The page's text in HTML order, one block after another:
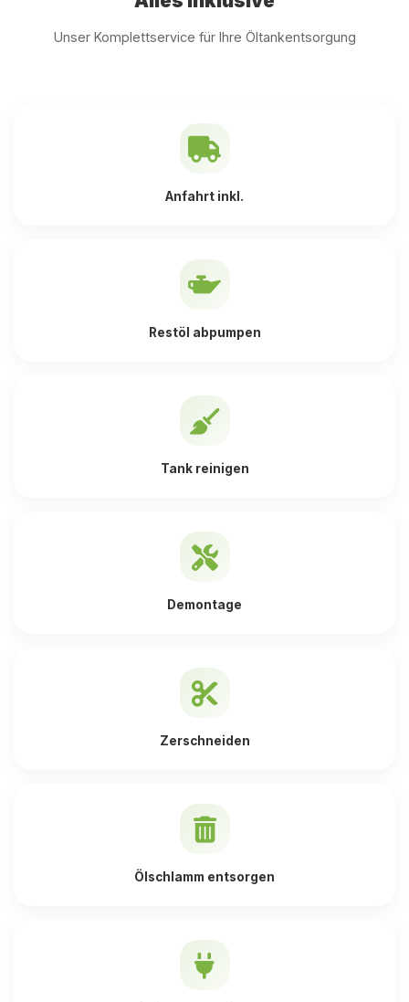
Unser Komplettservice für Ihre Öltankentsorgung
Anfahrt inkl.
Restöl abpumpen
Tank reinigen
Demontage
Zerschneiden
Ölschlamm entsorgen